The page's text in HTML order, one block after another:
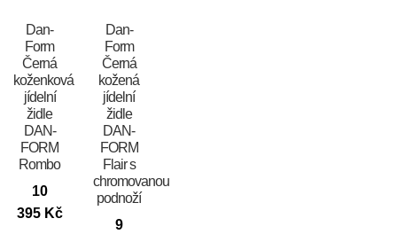
​​​​​Dan-
Form
Černá
koženková
jídelní
židle
DAN-
FORM
Rombo
10
395 Kč
​​​​​Dan-
Form
Černá
kožená
jídelní
židle
DAN-
FORM
Flair s
chromovanou
podnoží
9